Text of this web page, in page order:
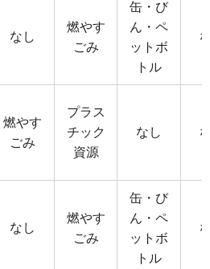
なし
燃やす
ごみ
缶・び
ん・ペ
ットボ
トル
燃やす
ごみ
プラス
チック
資源
なし
なし
燃やす
ごみ
缶・び
ん・ペ
ットボ
トル